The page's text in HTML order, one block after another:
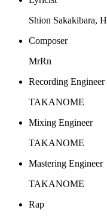
Shion Sakakibara,
Composer
MrRn
Recording Engineer
TAKANOME
Mixing Engineer
TAKANOME
Mastering Engineer
TAKANOME
Rap